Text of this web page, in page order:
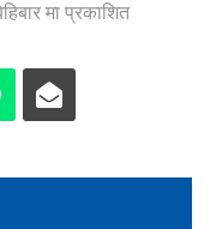
मा प्रकाशित